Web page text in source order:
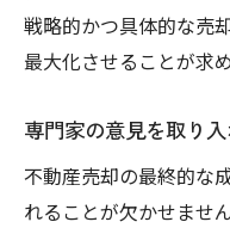
戦略的かつ具体的な売
最大化させることが求
専門家の意見を取り
不動産売却の最終的な
れることが欠かせませ